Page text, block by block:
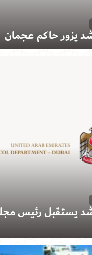
يزور حاكم عجمان
يستقبل رئيس